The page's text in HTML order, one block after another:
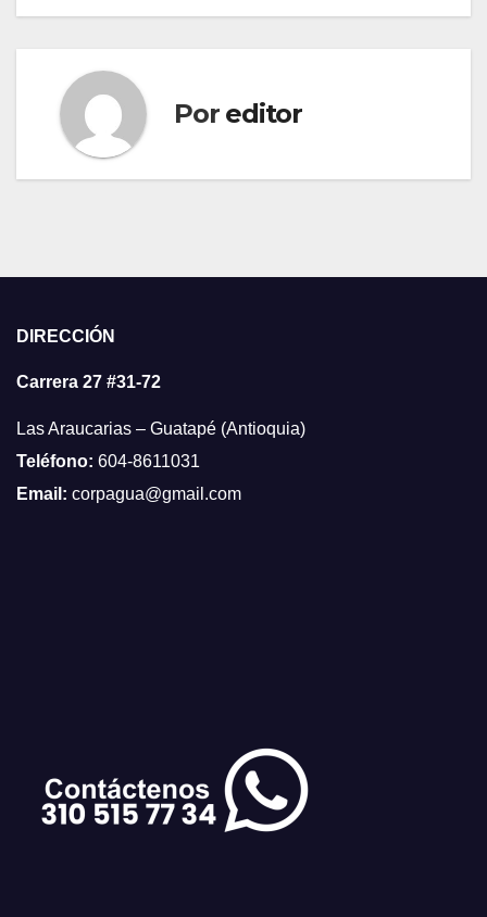
Por editor
DIRECCIÓN
Carrera 27 #31-72
Las Araucarias – Guatapé (Antioquia)
Teléfono: 604-8611031
Email: corpagua@gmail.com